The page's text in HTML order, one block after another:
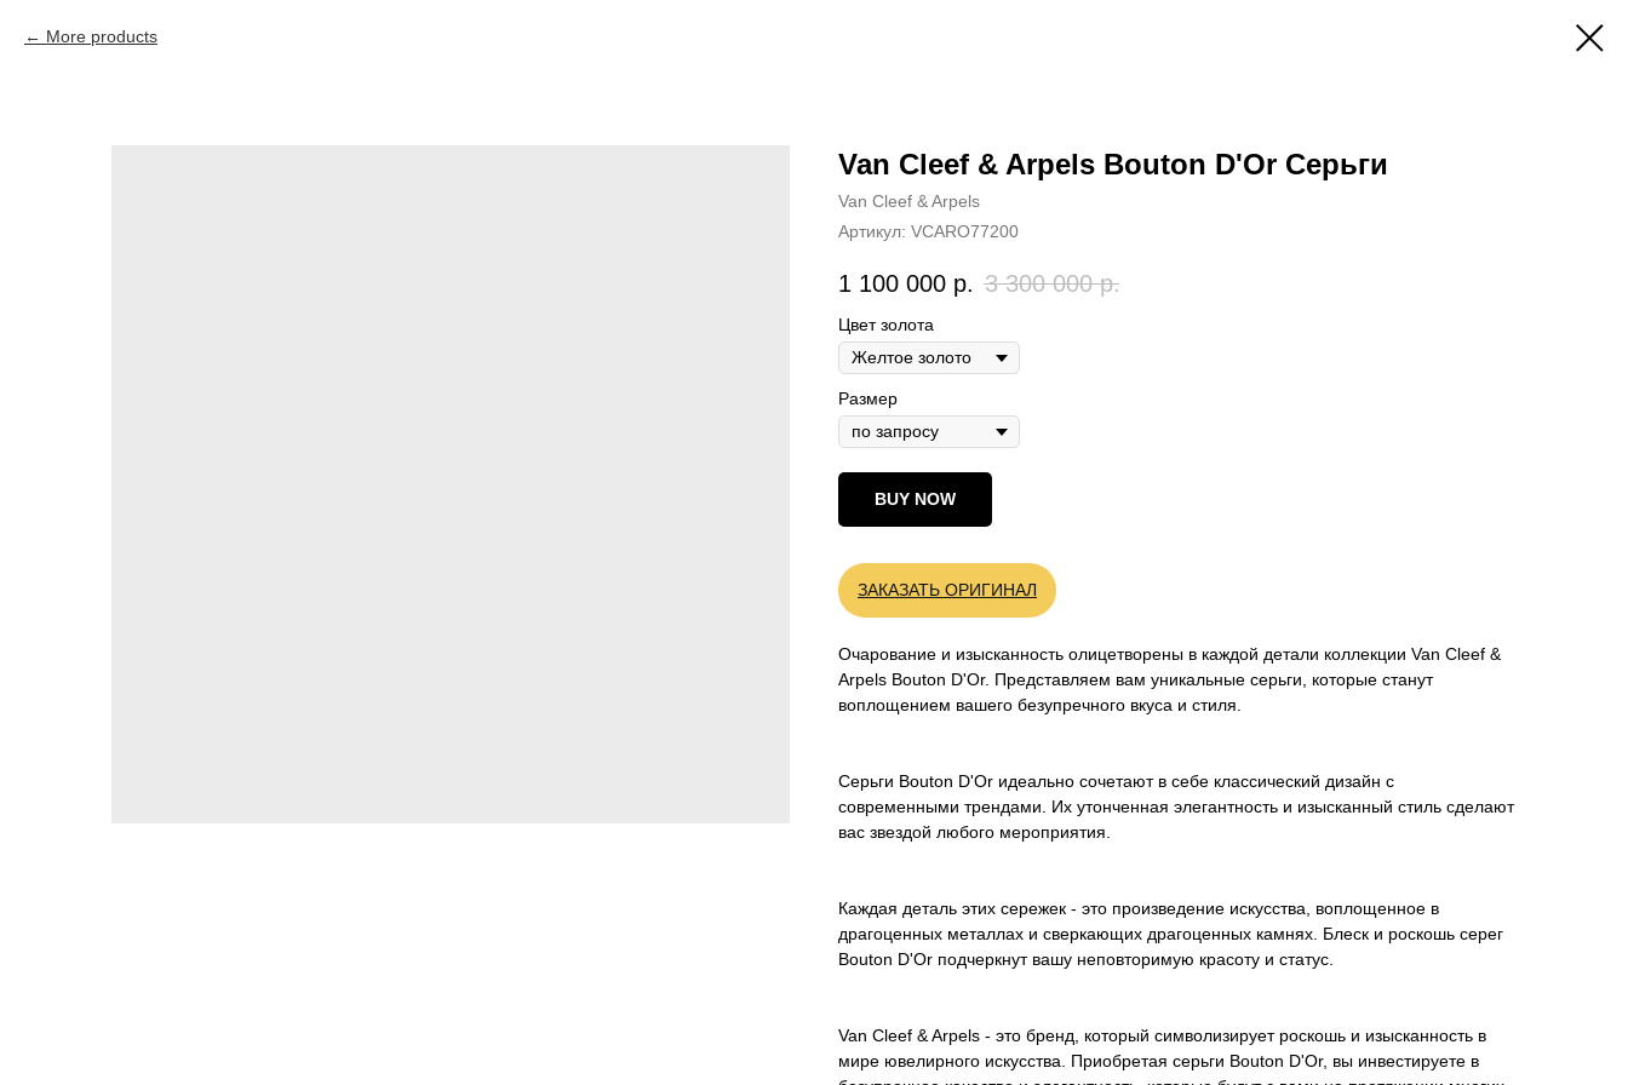
More products
Van Cleef & Arpels Bouton D'Or Серьги
Van Cleef & Arpels
Артикул: VCARO77200
1 100 000 р. 3 300 000 р.
Цвет золота
Размер
BUY NOW
ЗАКАЗАТЬ ОРИГИНАЛ
Очарование и изысканность олицетворены в каждой детали коллекции Van Cleef &
Arpels Bouton D'Or. Представляем вам уникальные серьги, которые станут
воплощением вашего безупречного вкуса и стиля.
Серьги Bouton D'Or идеально сочетают в себе классический дизайн с
современными трендами. Их утонченная элегантность и изысканный стиль сделают
вас звездой любого мероприятия.
Каждая деталь этих сережек - это произведение искусства, воплощенное в
драгоценных металлах и сверкающих драгоценных камнях. Блеск и роскошь серег
Bouton D'Or подчеркнут вашу неповторимую красоту и статус.
Van Cleef & Arpels - это бренд, который символизирует роскошь и изысканность в
мире ювелирного искусства. Приобретая серьги Bouton D'Or, вы инвестируете в